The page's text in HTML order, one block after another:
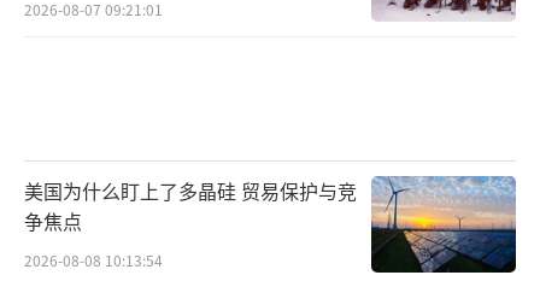
2026-08-07 09:21:01
美国为什么盯上了多晶硅 贸易保护与竞
争焦点
2026-08-08 10:13:54